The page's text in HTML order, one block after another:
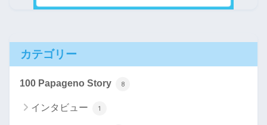
カテゴリー
100 Papageno Story 8
インタビュー 1